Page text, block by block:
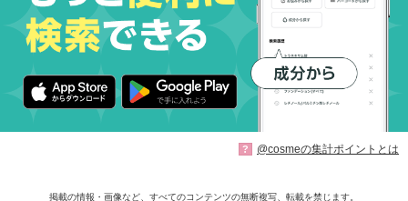
? @cosmeの集計ポイントとは
掲載の情報・画像など、すべてのコンテンツの無断複写、転載を禁じます。